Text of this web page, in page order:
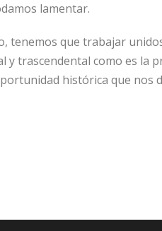
lamentar.
tenemos que trabajar
trascendental como es la
histórica que nos